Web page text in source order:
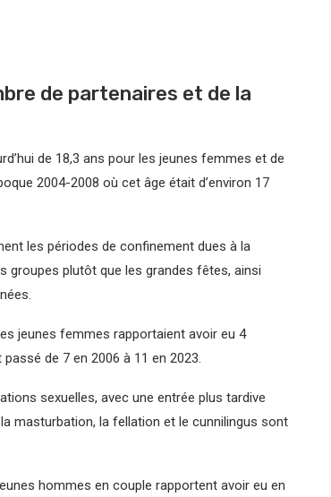
de partenaires et de la
de 18,3 ans pour les jeunes femmes et de
2004-2008 où cet âge était d’environ 17
les périodes de confinement dues à la
groupes plutôt que les grandes fêtes, ainsi
jeunes femmes rapportaient avoir eu 4
de 7 en 2006 à 11 en 2023.
sexuelles, avec une entrée plus tardive
masturbation, la fellation et le cunnilingus sont
hommes en couple rapportent avoir eu en